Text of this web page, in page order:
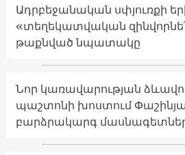
Ադրբեջանական սփյուռքի
«տեղեկատվական
թաքնված նպատակը
Նոր կառավարության
պաշտոնի խոստում
բարձրակարգ